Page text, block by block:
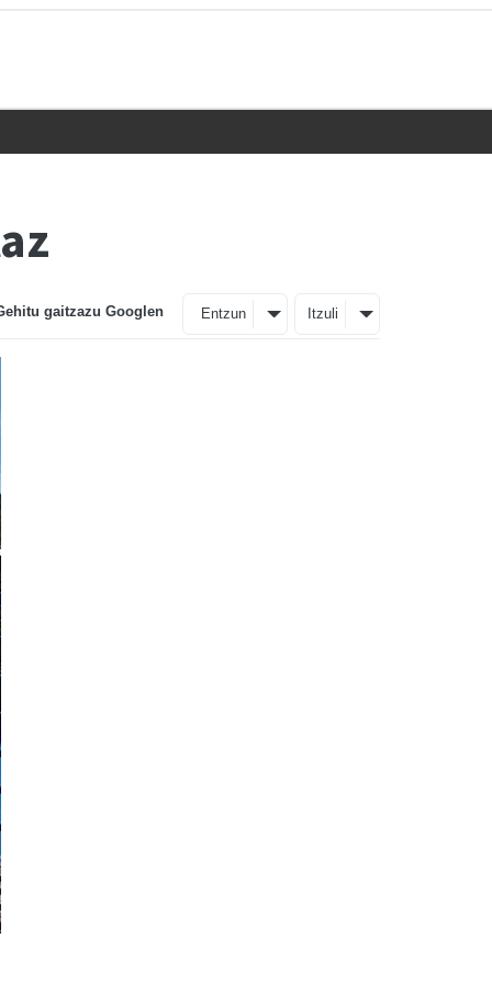
gaitzazu Googlen Entzun Itzuli